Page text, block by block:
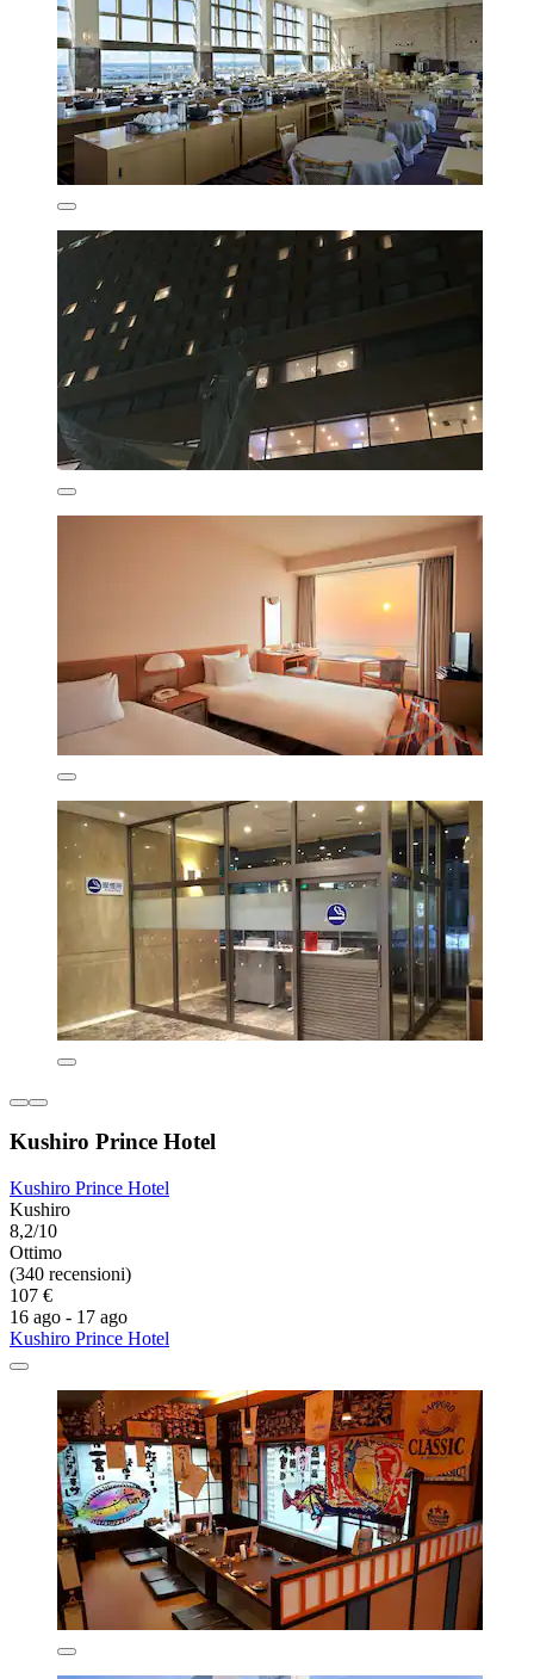
Kushiro Prince Hotel
Kushiro Prince Hotel
Kushiro
8,2/10
Ottimo
(340 recensioni)
107 €
16 ago - 17 ago
Kushiro Prince Hotel